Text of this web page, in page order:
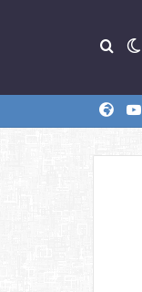
الوضع
يوتيوب تويتر